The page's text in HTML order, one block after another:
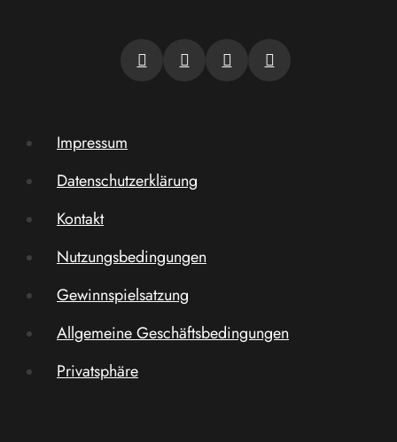
Impressum
Datenschutzerklärung
Kontakt
Nutzungsbedingungen
Gewinnspielsatzung
Allgemeine Geschäftsbedingungen
Privatsphäre